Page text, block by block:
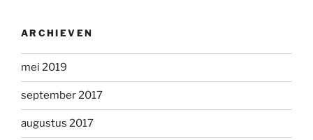
ARCHIEVEN
mei 2019
september 2017
augustus 2017